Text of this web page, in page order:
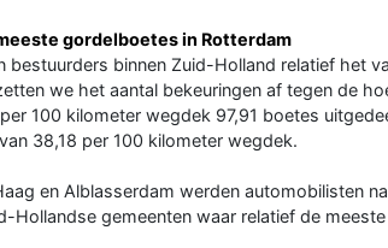
gordelboetes in Rotterdam
bestuurders binnen Zuid-Holland relatief het
we het aantal bekeuringen af tegen de
100 kilometer wegdek 97,91 boetes
38,18 per 100 kilometer wegdek.
en Alblasserdam werden automobilisten
Hollandse gemeenten waar relatief de